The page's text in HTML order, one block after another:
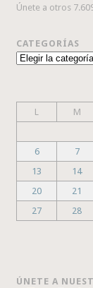
Únete a otros
CATEGORÍAS
Categorías
L
M
6
7
13
14
20
21
27
28
ÚNETE A